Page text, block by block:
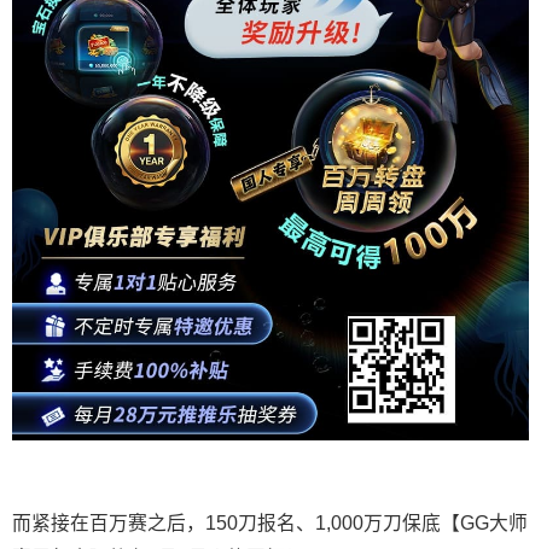
而紧接在百万赛之后，150刀报名、1,000万刀保底【GG大师